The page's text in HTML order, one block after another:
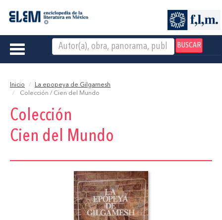
BUSCAR
Toggle
Inicio
La epopeya de Gilgamesh
Colección / Cien del Mundo
Colección
Cien del Mundo